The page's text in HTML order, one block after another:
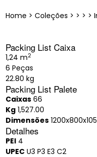
Home > Coleções > > > >
Packing List Caixa
1,24 m2
6 Peças
22.80 kg
Packing List Palete
Caixas66
Kg1,527.00
Dimensões
Detalhes
PEI4
UPECU3 P3 E3 C2